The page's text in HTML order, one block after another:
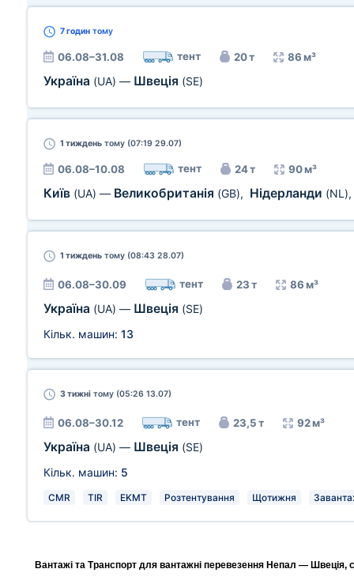
7 годин тому
06.08–31.08 тент 20 т 86 м³
Україна (UA) — Швеція (SE)
1 тиждень тому (07:19 29.07)
06.08–10.08 тент 24 т 90 м³
Київ (UA) — Великобританія (GB), Нідерланди (NL),
1 тиждень тому (08:43 28.07)
06.08–30.09 тент 23 т 86 м³
Україна (UA) — Швеція (SE)
Кільк. машин: 13
3 тижні тому (05:26 13.07)
06.08–30.12 тент 23,5 т 92 м³
Україна (UA) — Швеція (SE)
Кільк. машин: 5
CMR TIR EKMT Розтентування Щотижня
Вантажі та Транспорт для вантажні перевезення Непал — Швеція,